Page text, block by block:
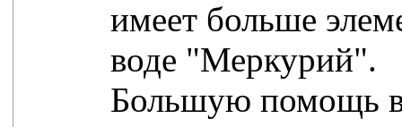
имеет больше
воде "Меркурий".
Большую помощь в